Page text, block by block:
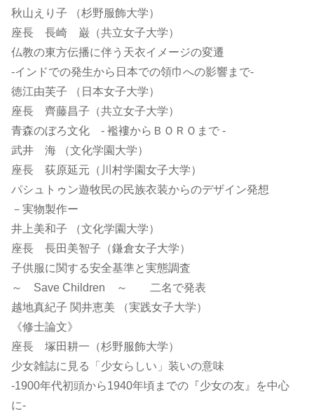
秋山えり子 （杉野服飾大学）
座長 長崎 巌（共立女子大学）
仏教の東方伝播に伴う天衣イメージの変遷
-インドでの発生から日本での領巾への影響まで-
徳江由芙子 （日本女子大学）
座長 齊藤昌子（共立女子大学）
青森のぼろ文化 - 襤褸からＢＯＲＯまで -
武井 海 （文化学園大学）
座長 荻原延元（川村学園女子大学）
パシュトゥン遊牧民の民族衣装からのデザイン発想
－実物製作ー
井上美和子 （文化学園大学）
座長 長田美智子（鎌倉女子大学）
子供服に関する安全基準と実態調査
～ Save Children ～ 二名で発表
越地真紀子 関井恵美 （実践女子大学）
《修士論文》
座長 塚田耕一（杉野服飾大学）
少女雑誌に見る「少女らしい」装いの意味
-1900年代初頭から1940年頃までの『少女の友』を中心
に-